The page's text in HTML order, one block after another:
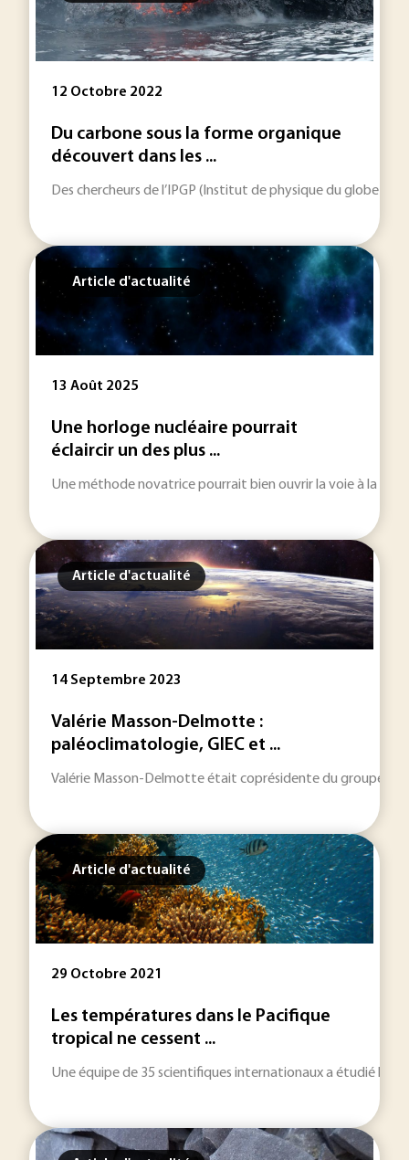
12 Octobre 2022
Du carbone sous la forme organique
découvert dans les ...
Des chercheurs de l’IPGP (Institut de physique du globe
Article d'actualité
13 Août 2025
Une horloge nucléaire pourrait
éclaircir un des plus ...
Une méthode novatrice pourrait bien ouvrir la voie à la
Article d'actualité
14 Septembre 2023
Valérie Masson-Delmotte :
paléoclimatologie, GIEC et ...
Valérie Masson-Delmotte était coprésidente du groupe no1
Article d'actualité
29 Octobre 2021
Les températures dans le Pacifique
tropical ne cessent ...
Une équipe de 35 scientifiques internationaux a étudié les